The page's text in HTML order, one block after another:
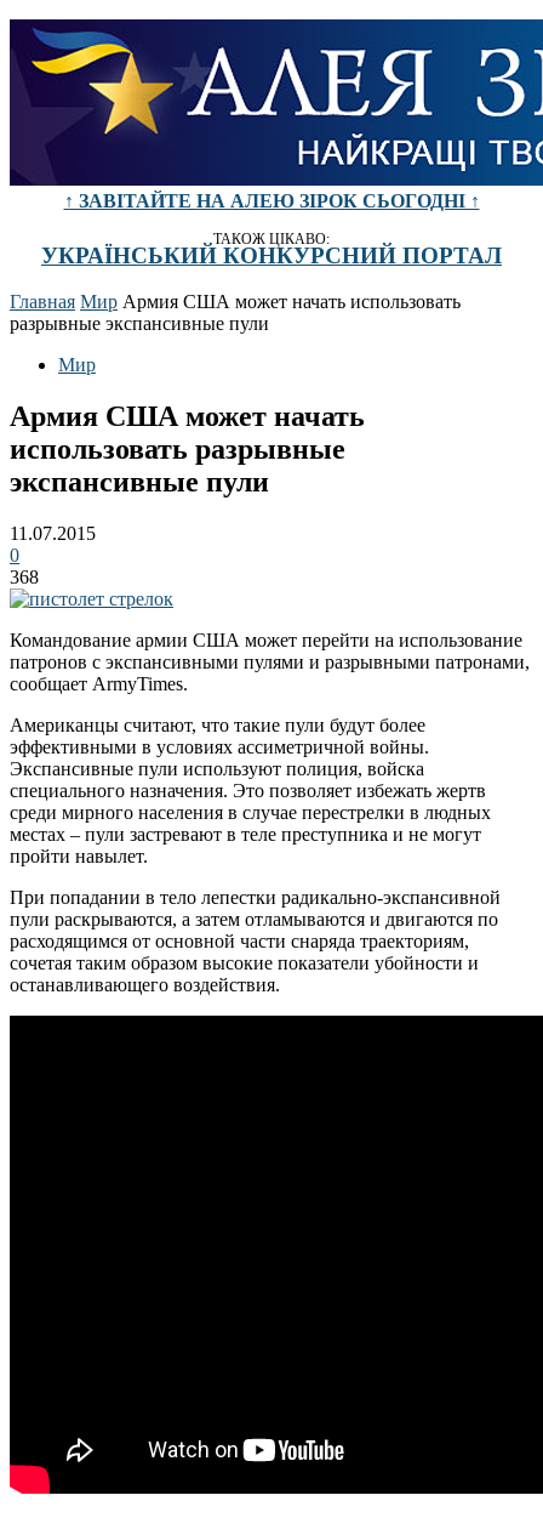
↑ ЗАВІТАЙТЕ НА АЛЕЮ ЗІРОК СЬОГОДНІ ↑
ТАКОЖ ЦІКАВО:
УКРАЇНСЬКИЙ КОНКУРСНИЙ ПОРТАЛ
Главная Мир Армия США может начать использовать
разрывные экспансивные пули
Мир
Армия США может начать
использовать разрывные
экспансивные пули
11.07.2015
0
368
Командование армии США может перейти на использование
патронов с экспансивными пулями и разрывными патронами,
сообщает ArmyTimes.
Американцы считают, что такие пули будут более
эффективными в условиях ассиметричной войны.
Экспансивные пули используют полиция, войска
специального назначения. Это позволяет избежать жертв
среди мирного населения в случае перестрелки в людных
местах – пули застревают в теле преступника и не могут
пройти навылет.
При попадании в тело лепестки радикально-экспансивной
пули раскрываются, а затем отламываются и двигаются по
расходящимся от основной части снаряда траекториям,
сочетая таким образом высокие показатели убойности и
останавливающего воздействия.